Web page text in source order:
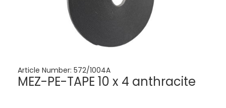
Article Number: 572/1004A
MEZ-PE-TAPE 10 x 4 anthracite